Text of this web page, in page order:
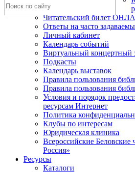
Читательский билет
Ответы на часто
Личный кабинет
Календарь событий
Виртуальный концертный
Подкасты
Календарь выставок
Правила пользования
Правила пользования
Условия и порядок
ресурсам Интернет
Политика
Клубы по интересам
Юридическая клиника
Всероссийские Беловские
Россия»
Ресурсы
Каталоги